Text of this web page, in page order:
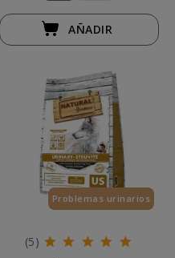
AÑADIR
Problemas urinarios
(5)